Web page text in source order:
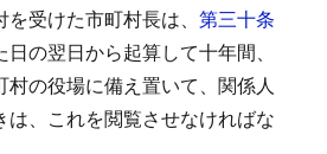
受けた市町村長は、 第三十条
の翌日から起算して十年間、
村の役場に備え置いて、関係人
は、これを閲覧させなければな